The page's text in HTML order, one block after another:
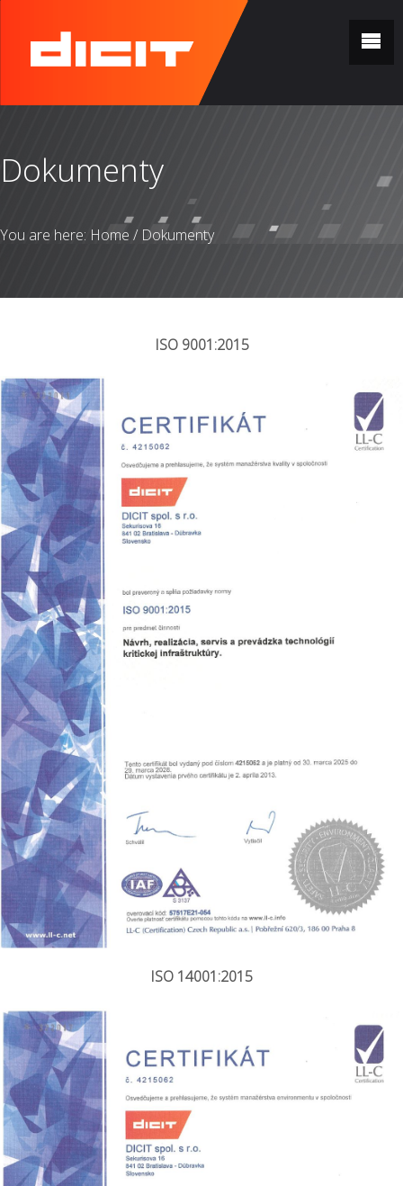
Dokumenty
You are here: Home / Dokumenty
ISO 9001:2015
ISO 14001:2015